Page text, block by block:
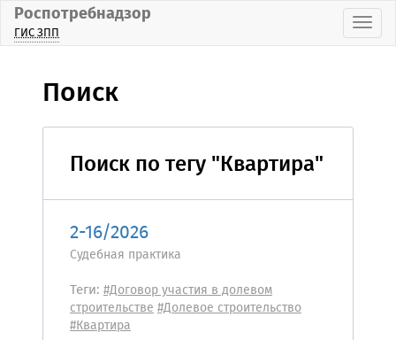
Роспотребнадзор
ГИС ЗПП
Поиск
Поиск по тегу "Квартира"
2-16/2026
Судебная практика
Теги: #Договор участия в долевом
строительстве#Долевое строительство
#Квартира